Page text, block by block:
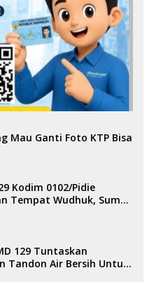
Mau Ganti Foto KTP Bisa
Kodim 0102/Pidie
Tempat Wudhuk, Sumur
129 Tuntaskan
Tandon Air Bersih Untuk